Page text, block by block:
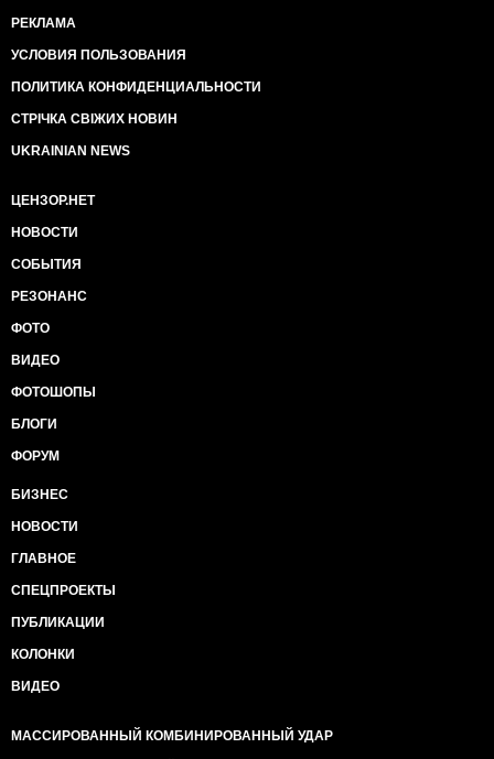
РЕКЛАМА
УСЛОВИЯ ПОЛЬЗОВАНИЯ
ПОЛИТИКА КОНФИДЕНЦИАЛЬНОСТИ
СТРІЧКА СВІЖИХ НОВИН
UKRAINIAN NEWS
ЦЕНЗОР.НЕТ
НОВОСТИ
СОБЫТИЯ
РЕЗОНАНС
ФОТО
ВИДЕО
ФОТОШОПЫ
БЛОГИ
ФОРУМ
БИЗНЕС
НОВОСТИ
ГЛАВНОЕ
СПЕЦПРОЕКТЫ
ПУБЛИКАЦИИ
КОЛОНКИ
ВИДЕО
МАССИРОВАННЫЙ КОМБИНИРОВАННЫЙ УДАР